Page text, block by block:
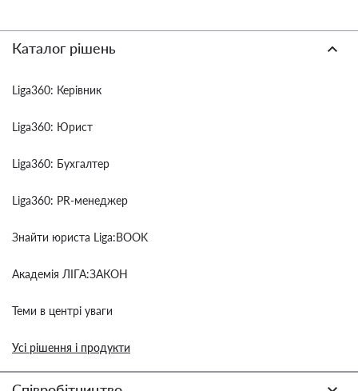
Каталог рішень
Liga360: Керівник
Liga360: Юрист
Liga360: Бухгалтер
Liga360: PR-менеджер
Знайти юриста Liga:BOOK
Академія ЛІГА:ЗАКОН
Теми в центрі уваги
Усі рішення і продукти